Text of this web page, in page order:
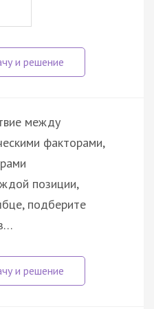
между
факторами,
позиции,
подберите